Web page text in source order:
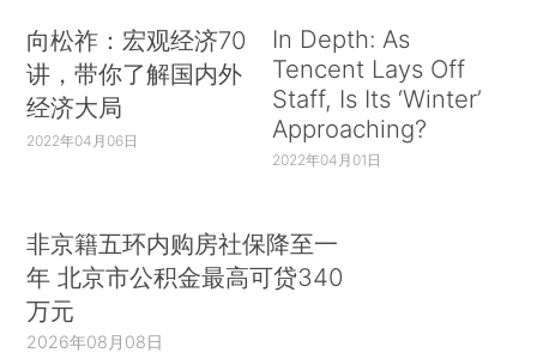
向松祚：宏观经济70
讲，带你了解国内外
经济大局
2022年04月06日
In Depth: As
Tencent Lays Off
Staff, Is Its ‘Winter’
Approaching?
2022年04月01日
非京籍五环内购房社保降至一
年 北京市公积金最高可贷340
万元
2026年08月08日